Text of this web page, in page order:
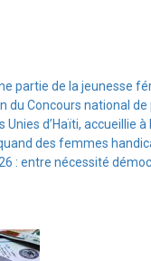
partie de la jeunesse
du Concours national de
Unies d’Haïti,
des femmes
: entre nécessité